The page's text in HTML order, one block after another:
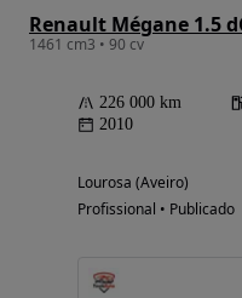
Renault Mégane 1.5
1461 cm3 • 90 cv
226 000 km
2010
Lourosa (Aveiro)
Profissional • Publicado